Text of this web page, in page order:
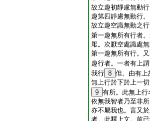
故立趣初靜慮無動
趣第四靜慮無動行
故立趣空識無動之
第一趣無所有行者
厭。次厭空處識處
第一趣無所有行。
趣行者。一者有上
我行 8 但。由有上
無上行於下於上一
9 有所。此無上
依無我智者乃至非
亦不屬我也。言又
者。此釋上文。前